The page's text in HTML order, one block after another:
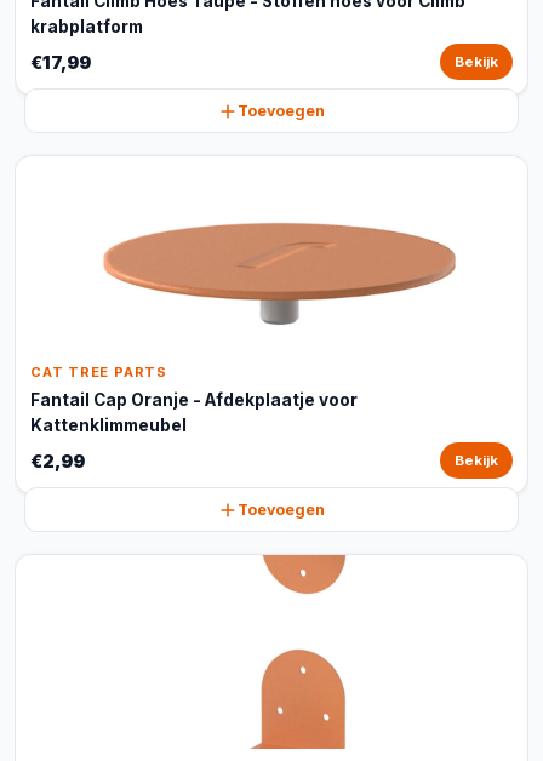
krabplatform
€17,99 Bekijk
Toevoegen
CAT TREE PARTS
Fantail Cap Oranje - Afdekplaatje voor
Kattenklimmeubel
€2,99 Bekijk
Toevoegen